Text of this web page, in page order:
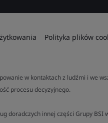
Polityka plików
w kontaktach z ludźmi i we
procesu decyzyjnego.
doradczych innej części Grupy BSI